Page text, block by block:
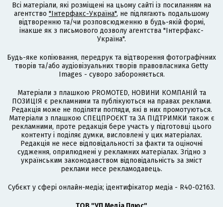
Всі матеріали, які розміщені на цьому сайті із посиланням на
агентство "Інтерфакс-Україна", не підлягають подальшому
відтворенню та/чи розповсюдженню в будь-якій формі,
інакше як з письмового дозволу агентства "Інтерфакс-
Україна".
Будь-яке копіювання, передрук та відтворення фотографічних
творів та/або аудіовізуальних творів правовласника Getty
Images - суворо забороняється.
Матеріали з плашкою PROMOTED, НОВИНИ КОМПАНІЙ та
ПОЗИЦІЯ є рекламними та публікуються на правах реклами.
Редакція може не поділяти погляди, які в них промотуються.
Матеріали з плашкою СПЕЦПРОЄКТ та ЗА ПІДТРИМКИ також є
рекламними, проте редакція бере участь у підготовці цього
контенту і поділяє думки, висловлені у цих матеріалах.
Редакція не несе відповідальності за факти та оціночні
судження, оприлюднені у рекламних матеріалах. Згідно з
українським законодавством відповідальність за зміст
реклами несе рекламодавець.
Cубєкт у сфері онлайн-медіа; ідентифікатор медіа - R40-02163.